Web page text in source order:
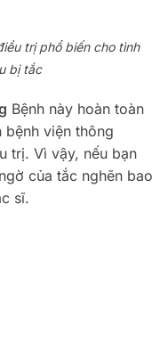
trị phổ biến cho tình
bị tắc
Bệnh này hoàn toàn
viện thông
trị. Vì vậy, nếu bạn
của tắc nghẽn bao
sĩ.